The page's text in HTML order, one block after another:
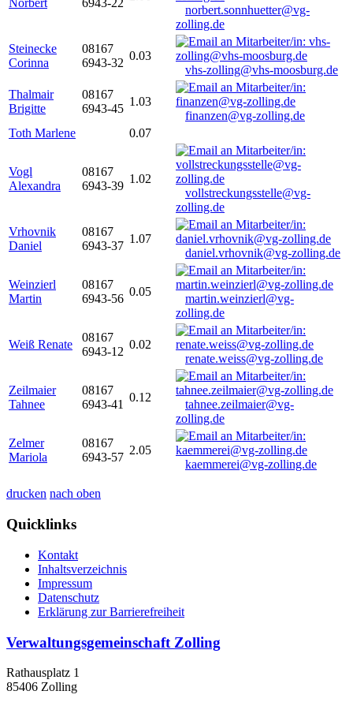
Norbert
6943-22
norbert.sonnhuetter@vg-
zolling.de
Steinecke
Corinna
08167
6943-32
0.03
vhs-zolling@vhs-moosburg.de
Thalmair
Brigitte
08167
6943-45
1.03
finanzen@vg-zolling.de
Toth Marlene
0.07
Vogl
Alexandra
08167
6943-39
1.02
vollstreckungsstelle@vg-
zolling.de
Vrhovnik
Daniel
08167
6943-37
1.07
daniel.vrhovnik@vg-zolling.de
Weinzierl
Martin
08167
6943-56
0.05
martin.weinzierl@vg-
zolling.de
Weiß Renate
08167
6943-12
0.02
renate.weiss@vg-zolling.de
Zeilmaier
Tahnee
08167
6943-41
0.12
tahnee.zeilmaier@vg-
zolling.de
Zelmer
Mariola
08167
6943-57
2.05
kaemmerei@vg-zolling.de
drucken nach oben
Quicklinks
Kontakt
Inhaltsverzeichnis
Impressum
Datenschutz
Erklärung zur Barrierefreiheit
Verwaltungsgemeinschaft Zolling
Rathausplatz 1
85406 Zolling